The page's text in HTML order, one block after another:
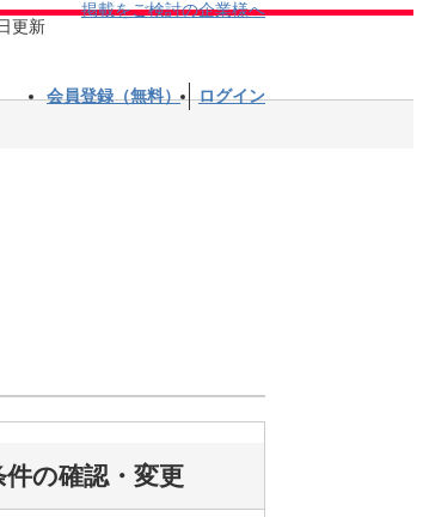
更新
掲載をご検討の企業様へ
会員登録（無料） ログイン
件の確認・変更